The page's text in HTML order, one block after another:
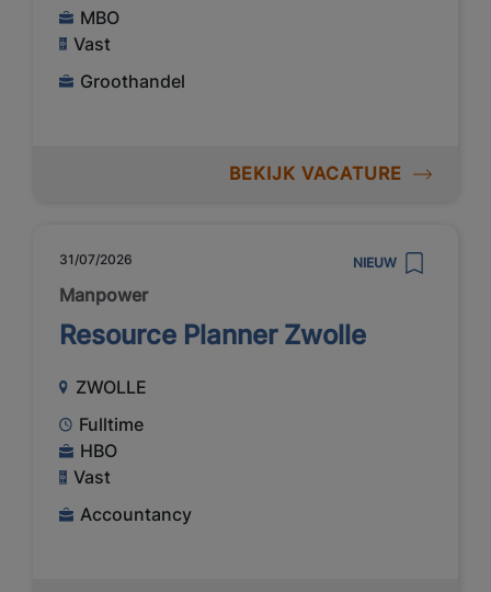
MBO
Vast
Groothandel
BEKIJK VACATURE
31/07/2026 NIEUW
Manpower
Resource Planner Zwolle
ZWOLLE
Fulltime
HBO
Vast
Accountancy